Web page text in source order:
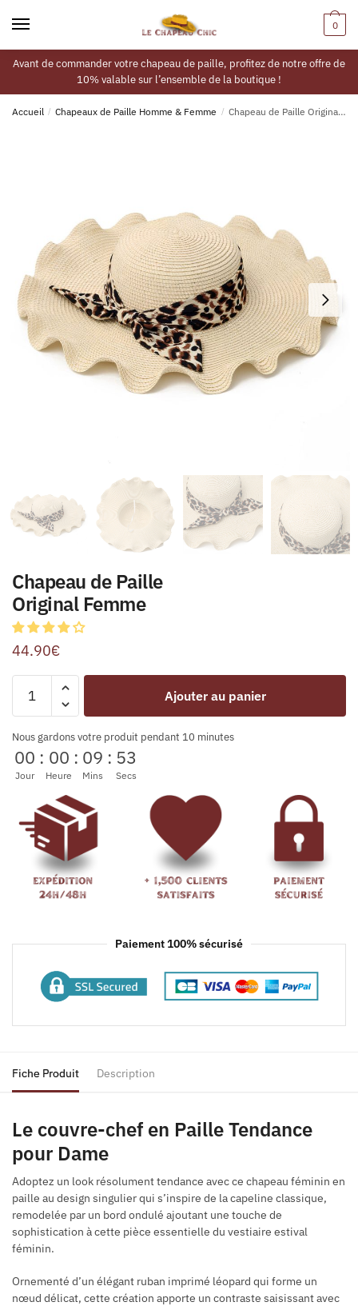
0
Avant de commander votre chapeau de paille, profitez de notre offre de
10% valable sur l’ensemble de la boutique !
Accueil / Chapeaux de Paille Homme & Femme / Chapeau de Paille Original Femme
Chapeau de Paille
Original Femme
44.90€
Ajouter au panier
Nous gardons votre produit pendant 10 minutes
00
Jour
: 00
Heure
: 09
Mins
: 53
Secs
Paiement 100% sécurisé
Fiche Produit Description
Le couvre-chef en Paille Tendance
pour Dame
Adoptez un look résolument tendance avec ce chapeau féminin en
paille au design singulier qui s’inspire de la capeline classique,
remodelée par un bord ondulé ajoutant une touche de
sophistication à cette pièce essentielle du vestiaire estival
féminin.
Ornementé d’un élégant ruban imprimé léopard qui forme un
nœud délicat, cette création apporte un contraste saisissant avec